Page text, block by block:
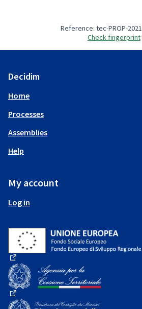
Reference: tec-PROP-
Check fingerprint
Decidim
Home
Processes
Assemblies
Help
My account
Log in
(External link)
(External link)